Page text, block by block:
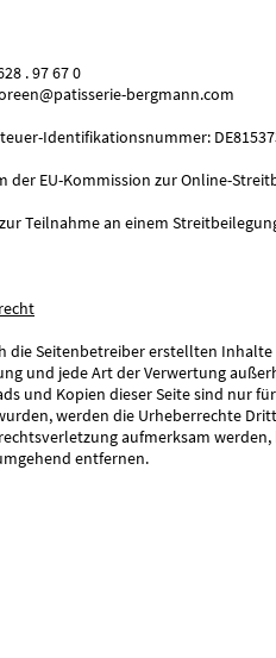
. 97 67 0
bergmann.com
Identifikationsnummer:
der EU-Kommission zur Online-
Teilnahme an einem
die Seitenbetreiber erstellten
und jede Art der Verwertung
und Kopien dieser Seite sind nur
werden die Urheberrechte
aufmerksam
entfernen.